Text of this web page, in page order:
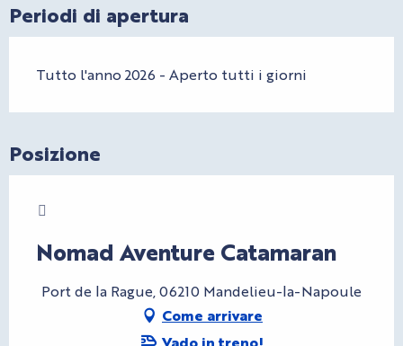
Periodi di apertura
Tutto l'anno 2026 - Aperto tutti i giorni
Posizione
Nomad Aventure Catamaran
Charte Bienvenue à Cannes
Port de la Rague, 06210 Mandelieu-la-Napoule
Come arrivare
Vado in treno!